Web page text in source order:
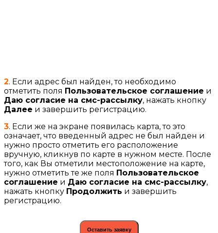
2. Если адрес был найден, то необходимо
отметить поля Пользовательское соглашение и
Даю согласие на смс-рассылку, нажать кнопку
Далее и завершить регистрацию.
3. Если же на экране появилась карта, то это
означает, что введенный адрес не был найден и
нужно просто отметить его расположение
вручную, кликнув по карте в нужном месте. После
того, как Вы отметили местоположение на карте,
нужно отметить те же поля Пользовательское
соглашение и Даю согласие на смс-рассылку,
нажать кнопку Продолжить и завершить
регистрацию.
Оставить заявку